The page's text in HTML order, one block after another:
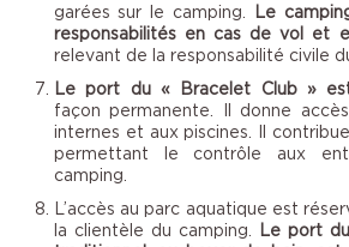
garées sur le camping.
Le
responsabilités en cas de vol et
relevant de la responsabilité civile
Le port du « Bracelet Club »
façon permanente. Il donne
internes et aux piscines. Il
permettant le contrôle aux
camping.
L’accès au parc aquatique est
la clientèle du camping.
Le port